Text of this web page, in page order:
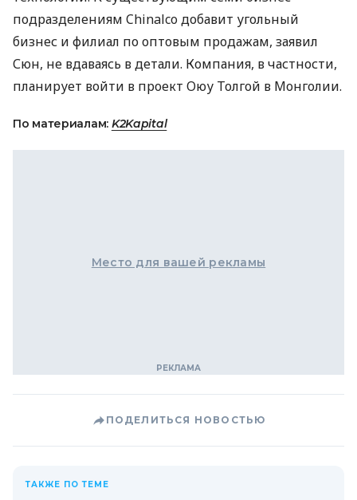
подразделениям Chinalco добавит угольный
бизнес и филиал по оптовым продажам, заявил
Сюн, не вдаваясь в детали. Компания, в частности,
планирует войти в проект Оюу Толгой в Монголии.
По материалам: K2Kapital
Место для вашей рекламы
ПОДЕЛИТЬСЯ НОВОСТЬЮ
ТАКЖЕ ПО ТЕМЕ